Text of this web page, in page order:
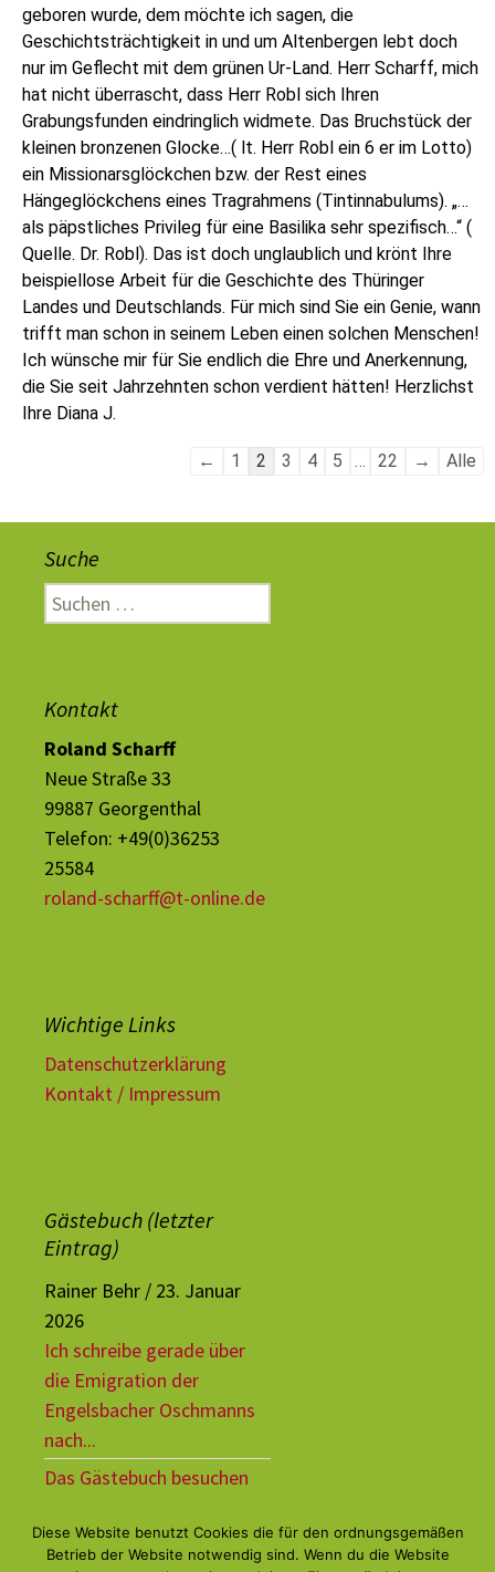
geboren wurde, dem möchte ich sagen, die
Geschichtsträchtigkeit in und um Altenbergen lebt doch
nur im Geflecht mit dem grünen Ur-Land. Herr Scharff, mich
hat nicht überrascht, dass Herr Robl sich Ihren
Grabungsfunden eindringlich widmete. Das Bruchstück der
kleinen bronzenen Glocke…( lt. Herr Robl ein 6 er im Lotto)
ein Missionarsglöckchen bzw. der Rest eines
Hängeglöckchens eines Tragrahmens (Tintinnabulums). „…
als päpstliches Privileg für eine Basilika sehr spezifisch…“ (
Quelle. Dr. Robl). Das ist doch unglaublich und krönt Ihre
beispiellose Arbeit für die Geschichte des Thüringer
Landes und Deutschlands. Für mich sind Sie ein Genie, wann
trifft man schon in seinem Leben einen solchen Menschen!
Ich wünsche mir für Sie endlich die Ehre und Anerkennung,
die Sie seit Jahrzehnten schon verdient hätten! Herzlichst
Ihre Diana J.
← 1 2 3 4 5 … 22 → Alle
Suche
Kontakt
Roland Scharff
Neue Straße 33
99887 Georgenthal
Telefon: +49(0)36253
25584
roland-scharff@t-online.de
Wichtige Links
Datenschutzerklärung
Kontakt / Impressum
Gästebuch (letzter
Eintrag)
Rainer Behr / 23. Januar
2026
Ich schreibe gerade über
die Emigration der
Engelsbacher Oschmanns
nach...
Das Gästebuch besuchen
Diese Website benutzt Cookies die für den ordnungsgemäßen
Betrieb der Website notwendig sind. Wenn du die Website